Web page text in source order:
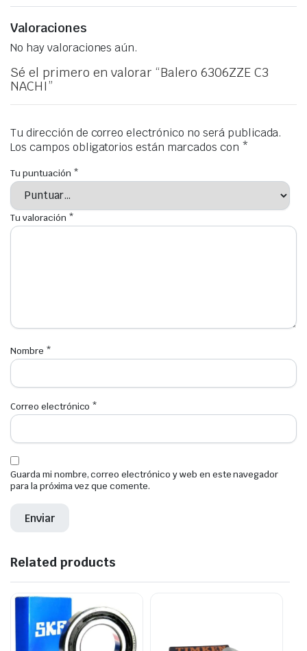
Valoraciones
No hay valoraciones aún.
Sé el primero en valorar “Balero 6306ZZE C3
NACHI”
Tu dirección de correo electrónico no será publicada.
Los campos obligatorios están marcados con *
Tu puntuación *
Tu valoración *
Nombre *
Correo electrónico *
Guarda mi nombre, correo electrónico y web en este navegador
para la próxima vez que comente.
Related products